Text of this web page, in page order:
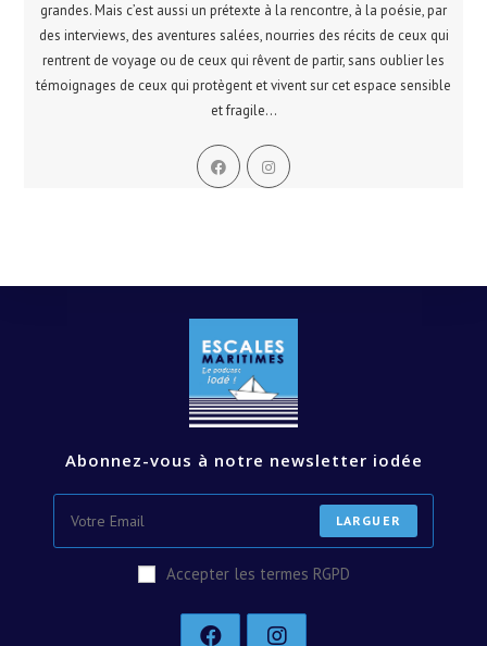
grandes. Mais c’est aussi un prétexte à la rencontre, à la poésie, par
des interviews, des aventures salées, nourries des récits de ceux qui
rentrent de voyage ou de ceux qui rêvent de partir, sans oublier les
témoignages de ceux qui protègent et vivent sur cet espace sensible
et fragile...
S’ouvre
dans
S’ouvre
Abonnez-vous à notre newsletter iodée
LARGUER
Accepter les termes RGPD